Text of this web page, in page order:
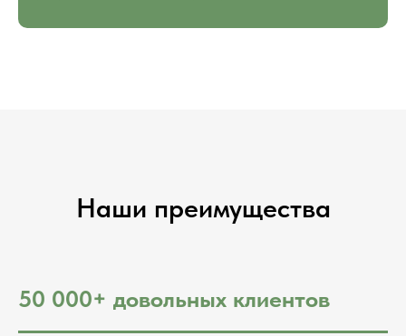
Наши преимущества
50 000+ довольных клиентов